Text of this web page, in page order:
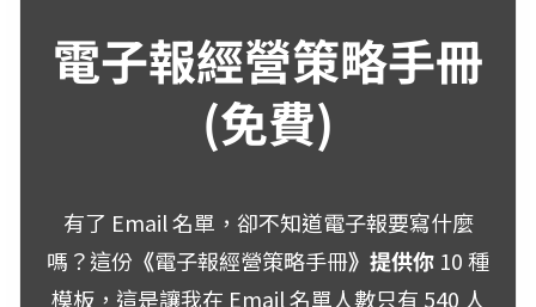
電子報經營策略手冊
(免費)
有了 Email 名單，卻不知道電子報要寫什麼
嗎？這份 《電子報經營策略手冊》提供你 10 種
模板，這是讓我在 Email 名單人數只有 540 人